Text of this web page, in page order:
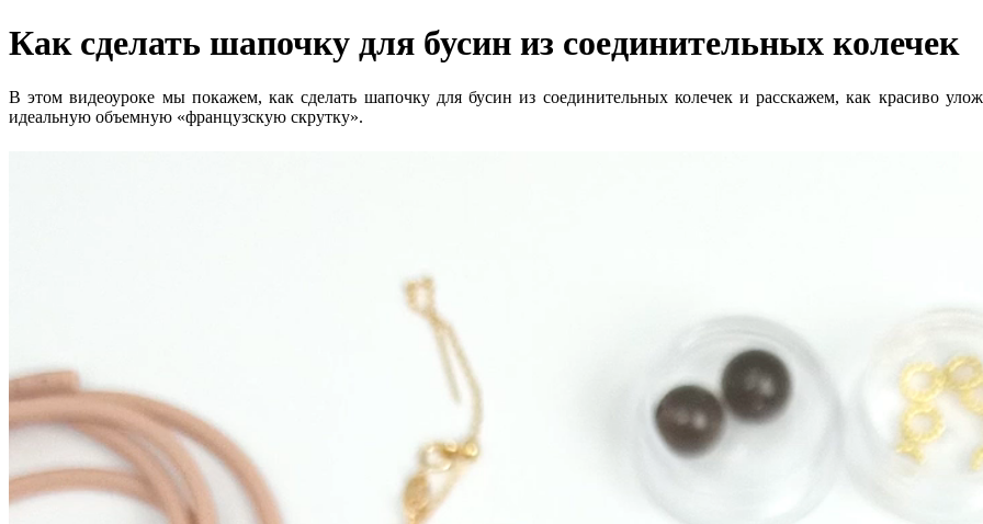
Как сделать шапочку для бусин из соединительных колечек
В этом видеоуроке мы покажем, как сделать шапочку для бусин из соединительных колечек и расскажем, как красиво
идеальную объемную «французскую скрутку».